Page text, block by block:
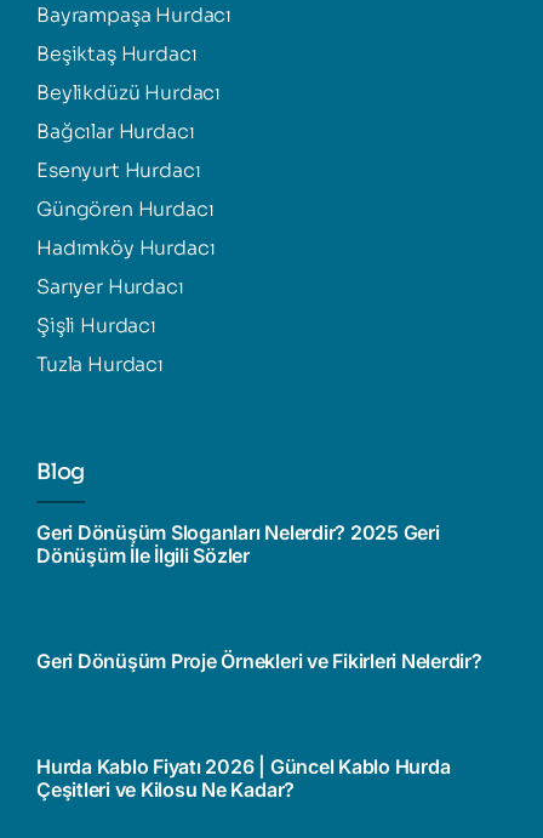
Bayrampaşa Hurdacı
Beşiktaş Hurdacı
Beylikdüzü Hurdacı
Bağcılar Hurdacı
Esenyurt Hurdacı
Güngören Hurdacı
Hadımköy Hurdacı
Sarıyer Hurdacı
Şişli Hurdacı
Tuzla Hurdacı
Blog
Geri Dönüşüm Sloganları Nelerdir? 2025 Geri
Dönüşüm İle İlgili Sözler
Geri Dönüşüm Proje Örnekleri ve Fikirleri Nelerdir?
Hurda Kablo Fiyatı 2026 | Güncel Kablo Hurda
Çeşitleri ve Kilosu Ne Kadar?